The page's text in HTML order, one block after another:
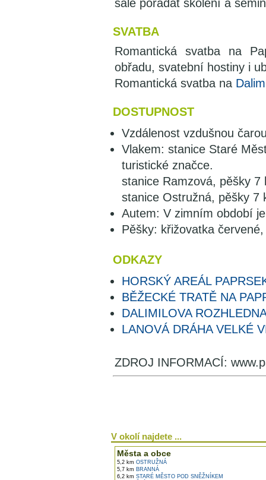
sále pořádat školení a
SVATBA
Romantická svatba na
obřadu, svatební hostiny i
Romantická svatba na
DOSTUPNOST
Vzdálenost vzdušnou
Vlakem: stanice Staré
turistické značce.
stanice Ramzová, pěšky
stanice Ostružná, pěšky 7
Autem: V zimním období
Pěšky: křižovatka
ODKAZY
HORSKÝ AREÁL
BĚŽECKÉ TRATĚ NA
DALIMILOVA
LANOVÁ DRÁHA VELKÉ
ZDROJ INFORMACÍ:
V okolí najdete ...
Města a obce
5,2 km OSTRUŽNÁ
5,7 km BRANNÁ
6,2 km STARÉ MĚSTO POD SNĚŽNÍKEM